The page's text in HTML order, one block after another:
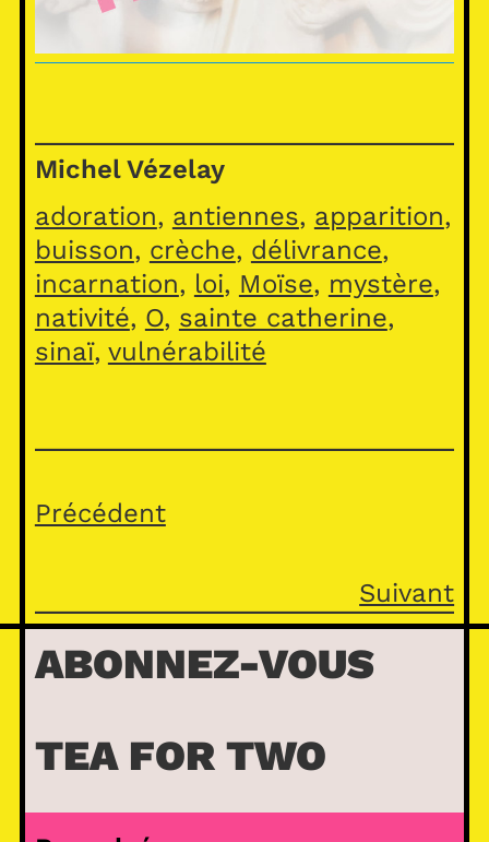
Michel Vézelay
adoration, antiennes, apparition
buisson, crèche, délivrance
incarnation, loi, Moïse, mystère
nativité, O, sainte catherine
sinaï, vulnérabilité
Précédent
Suivant
ABONNEZ-VOUS
TEA FOR TWO